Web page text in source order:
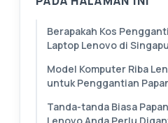
Berapakah Kos
Laptop Lenovo di
Model Komputer Riba
untuk Penggantian
Tanda-tanda Biasa